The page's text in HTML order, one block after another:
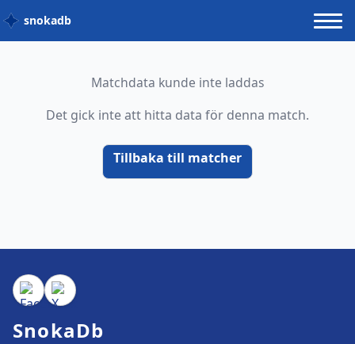
snokadb
Matchdata kunde inte laddas
Det gick inte att hitta data för denna match.
Tillbaka till matcher
SnokaDb